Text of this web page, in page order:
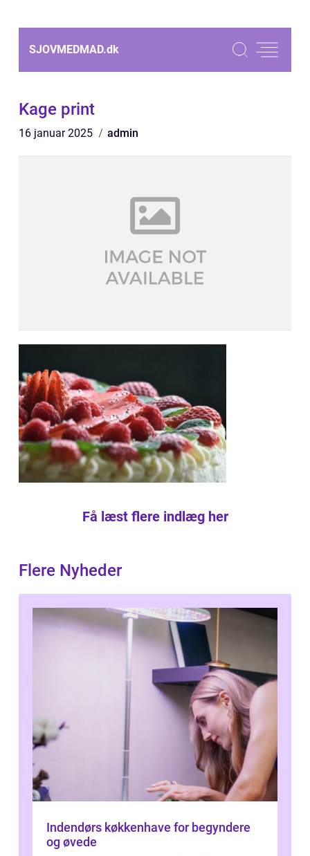
SJOVMEDMAD.dk
Kage print
16 januar 2025 admin
Få læst flere indlæg her
Flere Nyheder
Indendørs køkkenhave for begyndere
og øvede